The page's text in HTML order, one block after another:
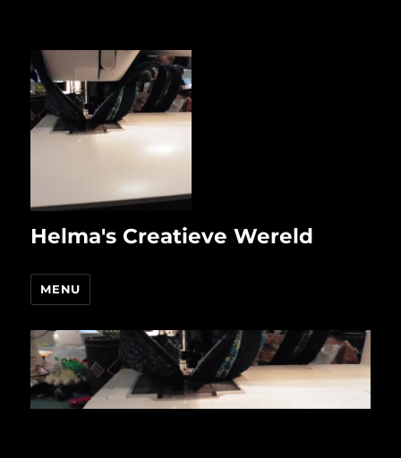
Helma's Creatieve Wereld
MENU